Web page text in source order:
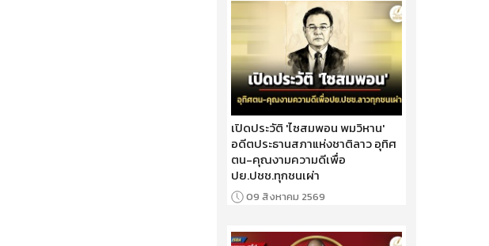
เปิดประวัติ 'ไซสมพอน พมวิหาน'
อดีตประธานสภาแห่งชาติลาว อุทิศ
ตน-คุณงามความดีเพื่อ
ปย.ปชช.ทุกชนเผ่า
09 สิงหาคม 2569